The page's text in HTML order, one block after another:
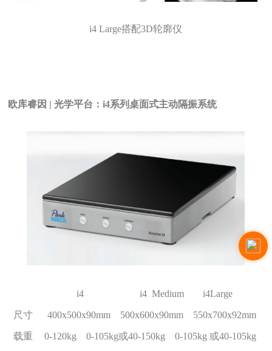
i4 Large搭配3D轮廓仪
欧库睿因 |光学平台：i4系列桌面式主动隔振系统
i4 i4 Medium i4Large
尺寸 400x500x90mm 500x600x90mm 550x700x92mm
载重 0-120kg 0-105kg或40-150kg 0-105kg 或40-105kg